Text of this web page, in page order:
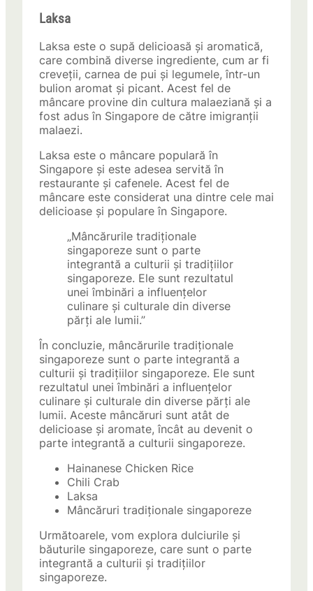
Laksa
Laksa este o supă delicioasă și aromatică,
care combină diverse ingrediente, cum ar fi
creveții, carnea de pui și legumele, într-un
bulion aromat și picant. Acest fel de
mâncare provine din cultura malaeziană și a
fost adus în Singapore de către imigranții
malaezi.
Laksa este o mâncare populară în
Singapore și este adesea servită în
restaurante și cafenele. Acest fel de
mâncare este considerat una dintre cele mai
delicioase și populare în Singapore.
„Mâncărurile tradiționale
singaporeze sunt o parte
integrantă a culturii și tradițiilor
singaporeze. Ele sunt rezultatul
unei îmbinări a influențelor
culinare și culturale din diverse
părți ale lumii.”
În concluzie, mâncărurile tradiționale
singaporeze sunt o parte integrantă a
culturii și tradițiilor singaporeze. Ele sunt
rezultatul unei îmbinări a influențelor
culinare și culturale din diverse părți ale
lumii. Aceste mâncăruri sunt atât de
delicioase și aromate, încât au devenit o
parte integrantă a culturii singaporeze.
Hainanese Chicken Rice
Chili Crab
Laksa
Mâncăruri tradiționale singaporeze
Următoarele, vom explora dulciurile și
băuturile singaporeze, care sunt o parte
integrantă a culturii și tradițiilor
singaporeze.